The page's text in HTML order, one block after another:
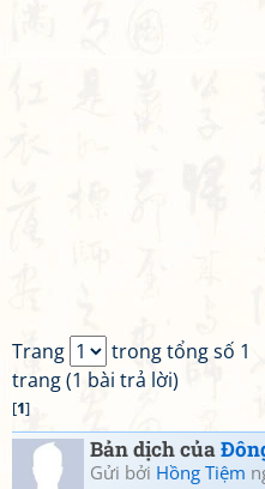
Trang
trong tổng số 1
trang (1 bài trả lời)
[1]
Bản dịch của
Gửi bởi Hồng Tiệm